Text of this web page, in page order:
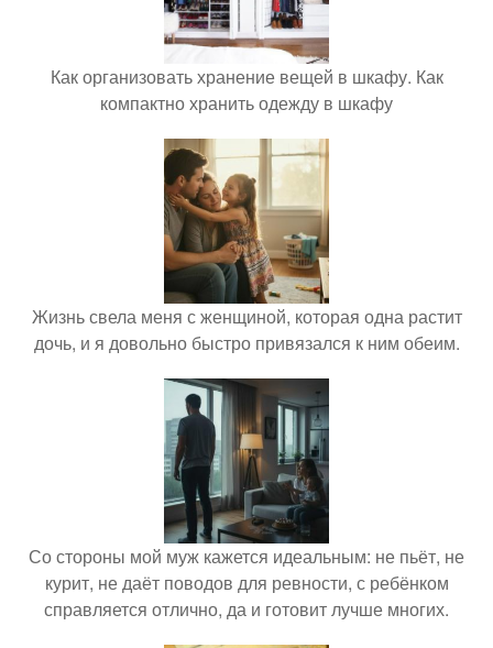
Как организовать хранение вещей в шкафу. Как
компактно хранить одежду в шкафу
Жизнь свела меня с женщиной, которая одна растит
дочь, и я довольно быстро привязался к ним обеим.
Со стороны мой муж кажется идеальным: не пьёт, не
курит, не даёт поводов для ревности, с ребёнком
справляется отлично, да и готовит лучше многих.